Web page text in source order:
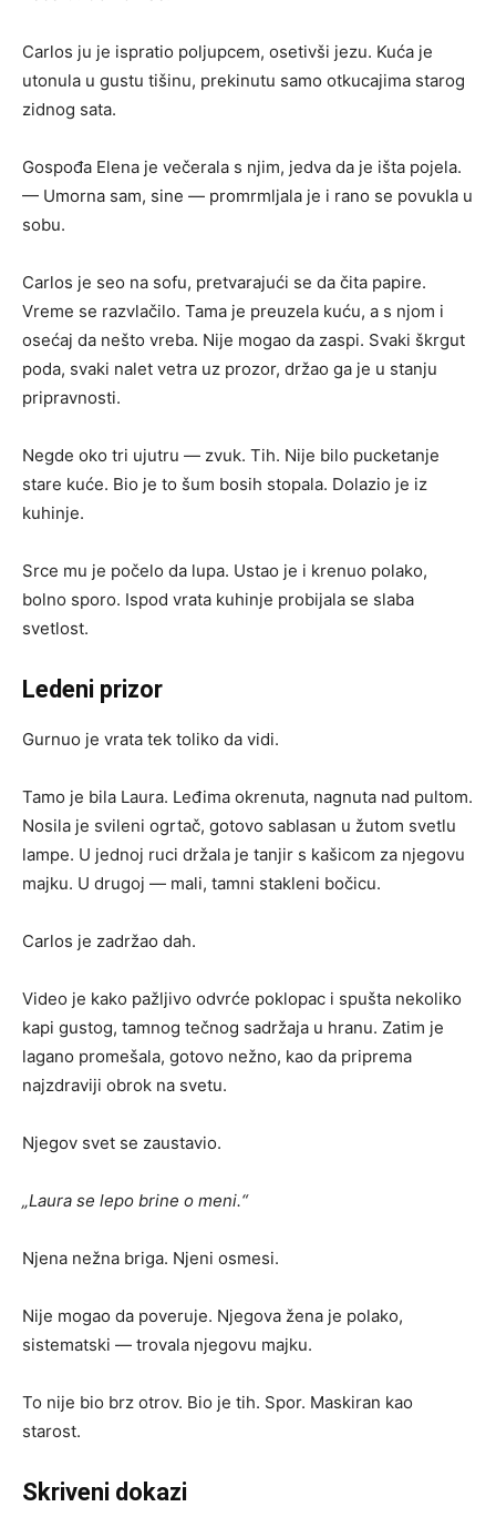
Carlos ju je ispratio poljupcem, osetivši jezu. Kuća je
utonula u gustu tišinu, prekinutu samo otkucajima starog
zidnog sata.
Gospođa Elena je večerala s njim, jedva da je išta pojela.
— Umorna sam, sine — promrmljala je i rano se povukla u
sobu.
Carlos je seo na sofu, pretvarajući se da čita papire.
Vreme se razvlačilo. Tama je preuzela kuću, a s njom i
osećaj da nešto vreba. Nije mogao da zaspi. Svaki škrgut
poda, svaki nalet vetra uz prozor, držao ga je u stanju
pripravnosti.
Negde oko tri ujutru — zvuk. Tih. Nije bilo pucketanje
stare kuće. Bio je to šum bosih stopala. Dolazio je iz
kuhinje.
Srce mu je počelo da lupa. Ustao je i krenuo polako,
bolno sporo. Ispod vrata kuhinje probijala se slaba
svetlost.
Ledeni prizor
Gurnuo je vrata tek toliko da vidi.
Tamo je bila Laura. Leđima okrenuta, nagnuta nad pultom.
Nosila je svileni ogrtač, gotovo sablasan u žutom svetlu
lampe. U jednoj ruci držala je tanjir s kašicom za njegovu
majku. U drugoj — mali, tamni stakleni bočicu.
Carlos je zadržao dah.
Video je kako pažljivo odvrće poklopac i spušta nekoliko
kapi gustog, tamnog tečnog sadržaja u hranu. Zatim je
lagano promešala, gotovo nežno, kao da priprema
najzdraviji obrok na svetu.
Njegov svet se zaustavio.
„Laura se lepo brine o meni.“
Njena nežna briga. Njeni osmesi.
Nije mogao da poveruje. Njegova žena je polako,
sistematski — trovаla njegovu majku.
To nije bio brz otrov. Bio je tih. Spor. Maskiran kao
starost.
Skriveni dokazi